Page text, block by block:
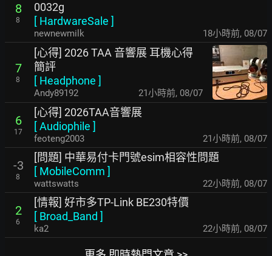
8
8
0032g
[ HardwareSale ]
newnewmilk 18小時前, 08/07
7
8
[心得] 2026 TAA 音響展 耳機心得
簡評
[ Headphone ]
Andy89192 21小時前, 08/07
6
17
[心得] 2026TAA音響展
[Audiophile ]
feoteng2003 21小時前, 08/07
-3
8
[問題] 中華易付卡門號esim相容性問題
[ MobileComm ]
wattswatts 22小時前, 08/07
2
6
[情報] 好市多TP-Link BE230特價
[ Broad_Band ]
ka2 22小時前, 08/07